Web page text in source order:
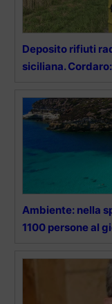
Deposito rifiuti
siciliana.
Ambiente: nella
1100 persone al